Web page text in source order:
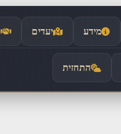
מידע יעדים
התחזית